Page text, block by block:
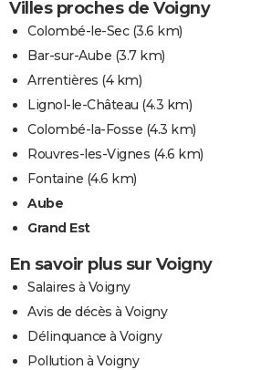
Villes proches de Voigny
Colombé-le-Sec(3.6 km)
Bar-sur-Aube (3.7 km)
Arrentières (4 km)
Lignol-le-Château (4.3 km)
Colombé-la-Fosse (4.3 km)
Rouvres-les-Vignes (4.6 km)
Fontaine (4.6 km)
Aube
Grand Est
En savoir plus sur Voigny
Salaires à Voigny
Avis de décès à Voigny
Délinquance à Voigny
Pollution à Voigny